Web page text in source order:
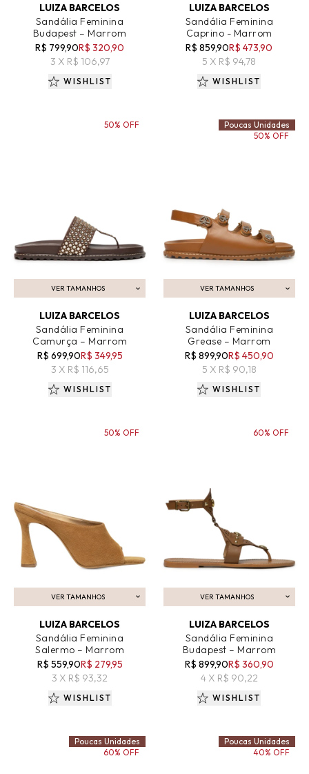
LUIZA BARCELOS
Sandália Feminina
Budapest – Marrom
R$ 799,90R$ 320,90
3 X R$ 106,97
WISHLIST
LUIZA BARCELOS
Sandália Feminina
Caprino - Marrom
R$ 859,90R$ 473,90
5 X R$ 94,78
WISHLIST
VER TAMANHOS
ADICIONAR AO CARRINHO
LUIZA BARCELOS
Sandália Feminina
Camurça – Marrom
R$ 699,90R$ 349,95
3 X R$ 116,65
50% OFF
WISHLIST
VER TAMANHOS
ADICIONAR AO CARRINHO
LUIZA BARCELOS
Sandália Feminina
Grease – Marrom
R$ 899,90R$ 450,90
5 X R$ 90,18
Poucas Unidades
50% OFF
WISHLIST
VER TAMANHOS
ADICIONAR AO CARRINHO
LUIZA BARCELOS
Sandália Feminina
Salermo – Marrom
R$ 559,90R$ 279,95
3 X R$ 93,32
50% OFF
WISHLIST
VER TAMANHOS
ADICIONAR AO CARRINHO
LUIZA BARCELOS
Sandália Feminina
Budapest – Marrom
R$ 899,90R$ 360,90
4 X R$ 90,22
60% OFF
WISHLIST
Poucas Unidades
60% OFF
Poucas Unidades
40% OFF